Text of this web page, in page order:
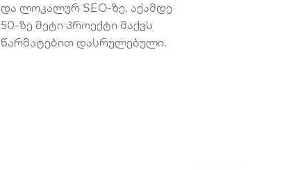
და ლოკალურ SEO-ზე. აქამდე
50-ზე მეტი პროექტი მაქვს
წარმატებით დასრულებული.